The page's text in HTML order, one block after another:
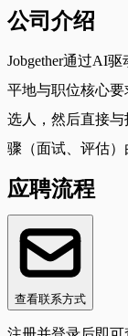
公司介绍
Jobgether通过AI
平地与职位核心
选人，然后直接
骤（面试、评估）
应聘流程
查看联系方式